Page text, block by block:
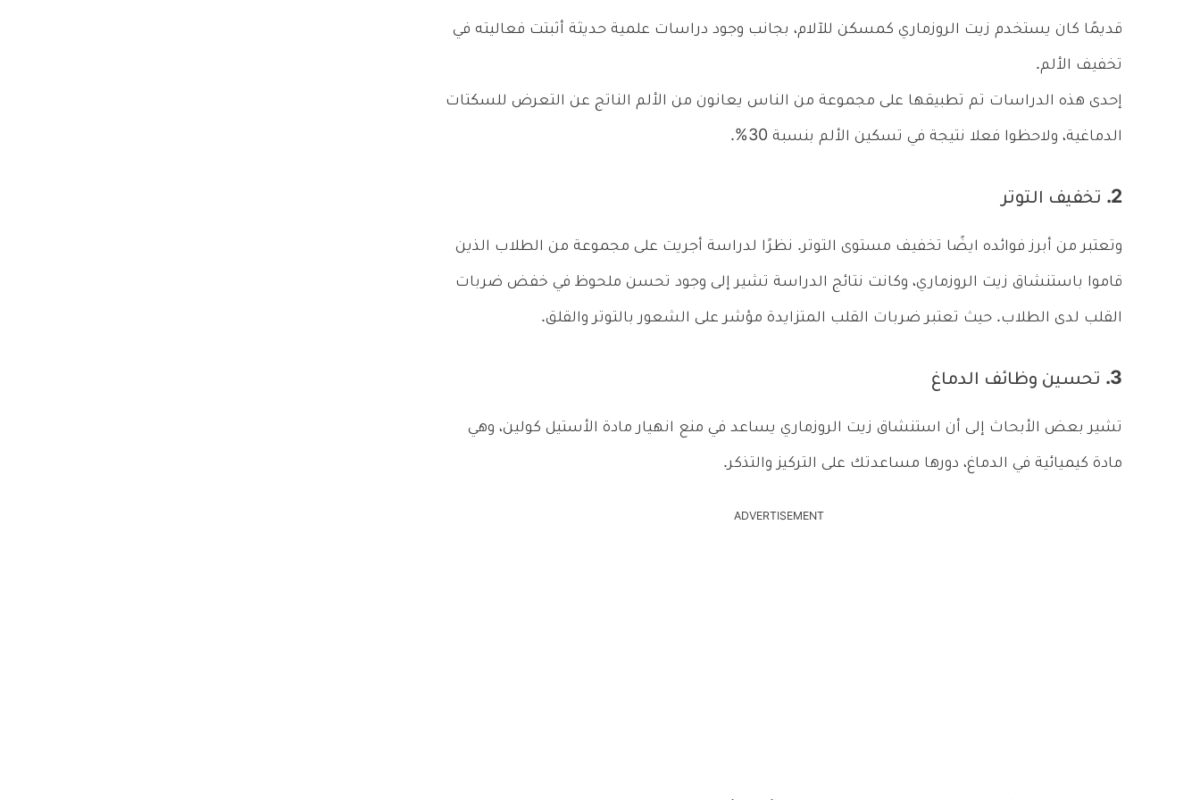
قديمًا كان يستخدم زيت الروزماري كمسكن للآلام، بجانب وجود دراسات علمية حديثة أثبتت فعاليته في
تخفيف الألم.
إحدى هذه الدراسات تم تطبيقها على مجموعة من الناس يعانون من الألم الناتج عن التعرض للسكتات
الدماغية، ولاحظوا فعلا نتيجة في تسكين الألم بنسبة 30%.
2. تخفيف التوتر
وتعتبر من أبرز فوائده ايضًا تخفيف مستوى التوتر. نظرًا لدراسة أجريت على مجموعة من الطلاب الذين
قاموا باستنشاق زيت الروزماري، وكانت نتائج الدراسة تشير إلى وجود تحسن ملحوظ في خفض ضربات
القلب لدى الطلاب. حيث تعتبر ضربات القلب المتزايدة مؤشر على الشعور بالتوتر والقلق.
3. تحسين وظائف الدماغ
تشير بعض الأبحاث إلى أن استنشاق زيت الروزماري يساعد في منع انهيار مادة الأستيل كولين، وهي
مادة كيميائية في الدماغ، دورها مساعدتك على التركيز والتذكر.
ADVERTISEMENT